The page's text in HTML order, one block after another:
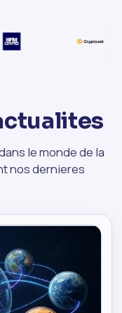
le monde de la
nos dernieres